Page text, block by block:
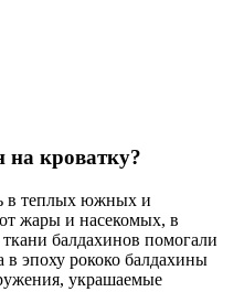
на кроватку?
в теплых южных и
жары и насекомых, в
балдахинов помогали
в эпоху рококо балдахины
украшаемые